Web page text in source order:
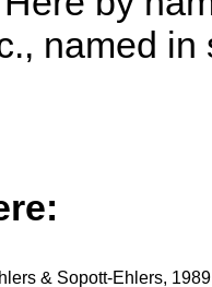
named
& Sopott-Ehlers, 1989